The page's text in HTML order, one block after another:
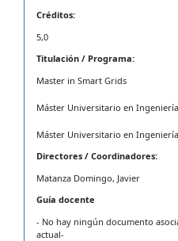
Créditos:
5,0
Titulación / Programa:
Master in Smart Grids
Máster Universitario en
Máster Universitario en
Directores / Coordinadores:
Matanza Domingo, Javier
Guía docente
- No hay ningún documento
actual-